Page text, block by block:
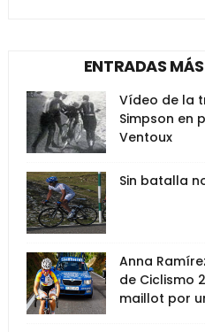
ENTRADAS
Vídeo de la
Simpson en
Ventoux
Sin batalla
Anna
de Ciclismo
maillot por